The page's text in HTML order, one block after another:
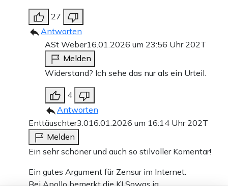
27
Antworten
ASt Weber16.01.2026 um 23:56 Uhr 202T
Melden
Widerstand? Ich sehe das nur als ein Urteil.
4
Antworten
Enttäuschter3.016.01.2026 um 16:14 Uhr 202T
Melden
Ein sehr schöner und auch so stilvoller Komentar!
Ein gutes Argument für Zensur im Internet.
Bei Apollo bemerkt die KI Sowas ja